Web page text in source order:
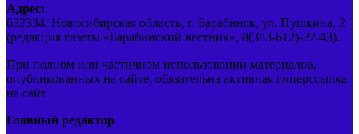
Адрес:
632334, Новосибирская область, г. Барабинск, ул. Пушкина, 2
(редакция газеты «Барабинский вестник», 8(383-612)-22-43).
При полном или частичном использовании материалов,
опубликованных на сайте, обязательна активная гиперссылка
на сайт
Главный редактор